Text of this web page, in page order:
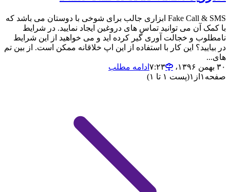
Fake Call & SMS ابزاری جالب برای شوخی با دوستان می باشد که
با کمک آن می توانید تماس های دروغین ایجاد نمایید. در شرایط
نامطلوب و خجالت آوری گیر کرده اید و می خواهید از این شرایط
در بیایید‌؟ این کار با استفاده از این اپ خلاقانه ممکن است. از بین تم
های...
۳۰ بهمن ۱۳۹۶،‏ ۷:۲۳
ادامه مطلب
صفحه ۱ از ۱(پست ۱ تا ۱)